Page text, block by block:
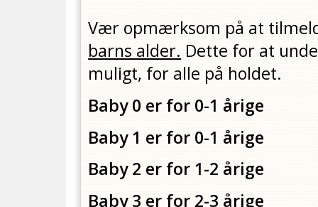
Vær opmærksom på at
barns alder. Dette for at
muligt, for alle på holdet.
Baby 0 er for 0-1 årige
Baby 1 er for 0-1 årige
Baby 2 er for 1-2 årige
Baby 3 er for 2-3 årige